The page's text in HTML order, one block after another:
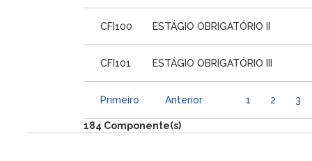
CFI100 ESTÁGIO OBRIGATÓRIO II
CFI101 ESTÁGIO OBRIGATÓRIO III
Primeiro Anterior 1 2 3
184 Componente(s)